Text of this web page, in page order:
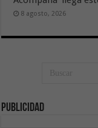
8 agosto, 2026
Publicidad